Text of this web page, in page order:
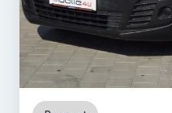
125.813 km
Motor
Diesel